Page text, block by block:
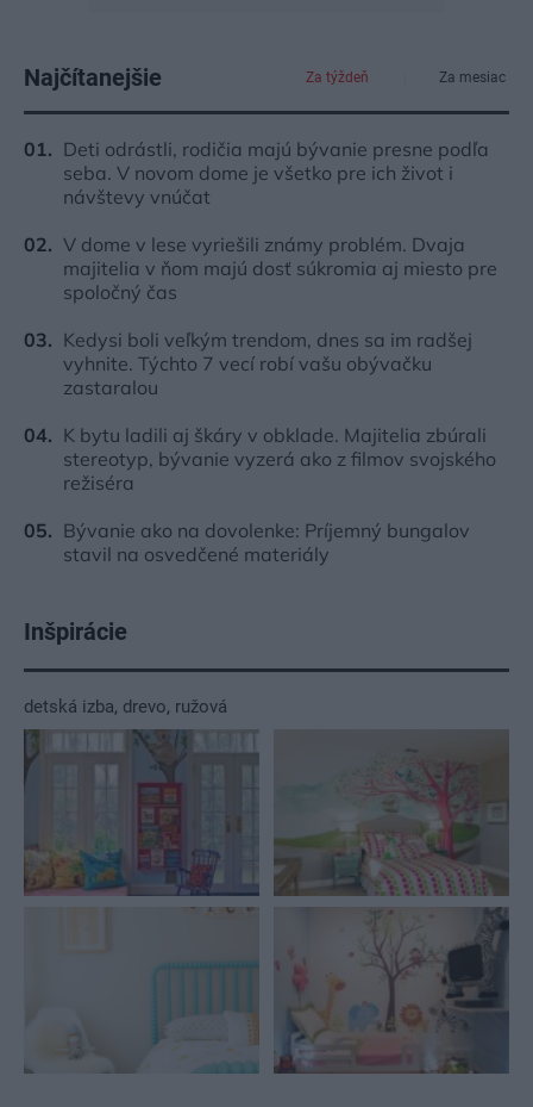
Najčítanejšie Za týždeň Za mesiac
Deti odrástli, rodičia majú bývanie presne podľa
seba. V novom dome je všetko pre ich život i
návštevy vnúčat
V dome v lese vyriešili známy problém. Dvaja
majitelia v ňom majú dosť súkromia aj miesto pre
spoločný čas
Kedysi boli veľkým trendom, dnes sa im radšej
vyhnite. Týchto 7 vecí robí vašu obývačku
zastaralou
K bytu ladili aj škáry v obklade. Majitelia zbúrali
stereotyp, bývanie vyzerá ako z filmov svojského
režiséra
Bývanie ako na dovolenke: Príjemný bungalov
stavil na osvedčené materiály
Inšpirácie
detská izba, drevo, ružová